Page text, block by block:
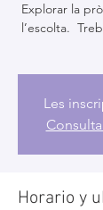
Explorar la
l’escolta.
Les
Horario y